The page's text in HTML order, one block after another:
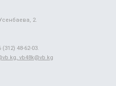
2.
(312) 48-62-03.
vb48k@vb.kg